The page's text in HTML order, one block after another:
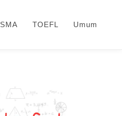
SMA TOEFL Umum